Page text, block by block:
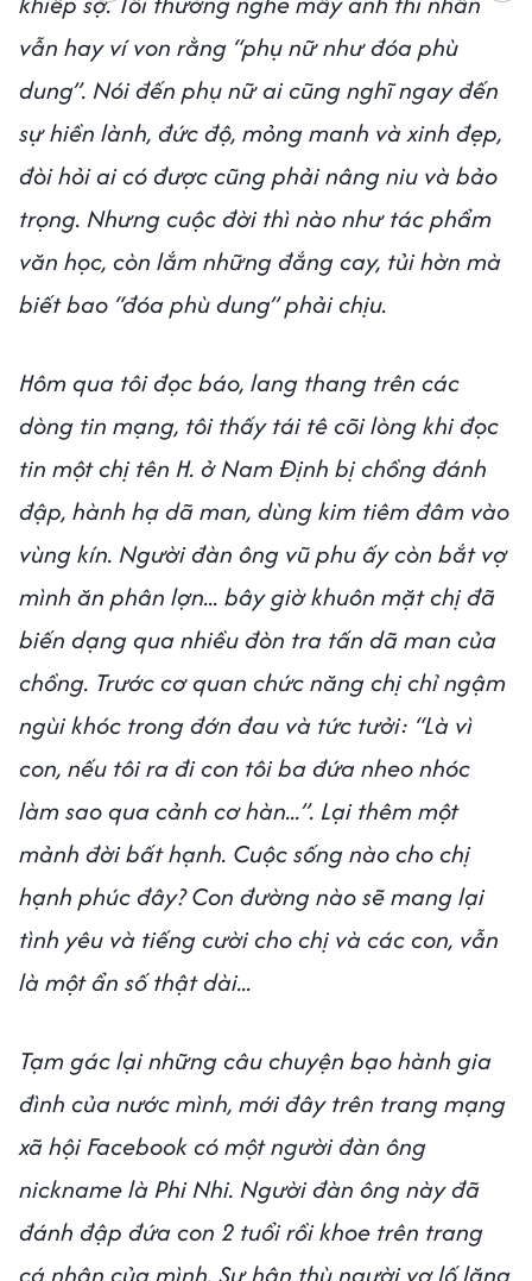
vẫn hay ví von rằng “phụ nữ như đóa phù
dung”. Nói đến phụ nữ ai cũng nghĩ ngay đến
sự hiền lành, đức độ, mỏng manh và xinh đẹp,
đòi hỏi ai có được cũng phải nâng niu và bảo
trọng. Nhưng cuộc đời thì nào như tác phẩm
văn học, còn lắm những đắng cay, tủi hờn mà
biết bao “đóa phù dung” phải chịu.
Hôm qua tôi đọc báo, lang thang trên các
dòng tin mạng, tôi thấy tái tê cõi lòng khi đọc
tin một chị tên H. ở Nam Định bị chồng đánh
đập, hành hạ dã man, dùng kim tiêm đâm vào
vùng kín. Người đàn ông vũ phu ấy còn bắt vợ
mình ăn phân lợn... bây giờ khuôn mặt chị đã
biến dạng qua nhiều đòn tra tấn dã man của
chồng. Trước cơ quan chức năng chị chỉ ngậm
ngùi khóc trong đớn đau và tức tưởi: “Là vì
con, nếu tôi ra đi con tôi ba đứa nheo nhóc
làm sao qua cảnh cơ hàn...”. Lại thêm một
mảnh đời bất hạnh. Cuộc sống nào cho chị
hạnh phúc đây? Con đường nào sẽ mang lại
tình yêu và tiếng cười cho chị và các con, vẫn
là một ẩn số thật dài...
Tạm gác lại những câu chuyện bạo hành gia
đình của nước mình, mới đây trên trang mạng
xã hội Facebook có một người đàn ông
nickname là Phi Nhi. Người đàn ông này đã
đánh đập đứa con 2 tuổi rồi khoe trên trang